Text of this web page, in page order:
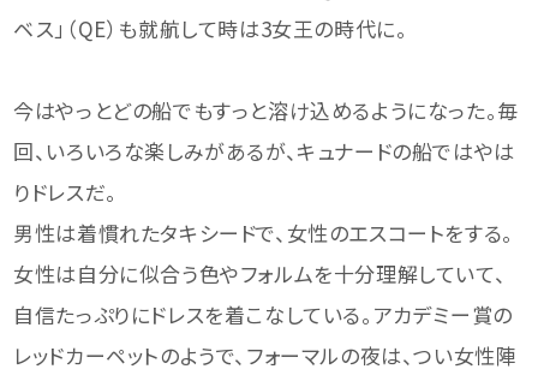
ベス」（QE）も就航して時は3女王の時代に。
今はやっとどの船でもすっと溶け込めるようになった。毎
回、いろいろな楽しみがあるが、キュナードの船ではやは
りドレスだ。
男性は着慣れたタキシードで、女性のエスコートをする。
女性は自分に似合う色やフォルムを十分理解していて、
自信たっぷりにドレスを着こなしている。アカデミー賞の
レッドカーペットのようで、フォーマルの夜は、つい女性陣